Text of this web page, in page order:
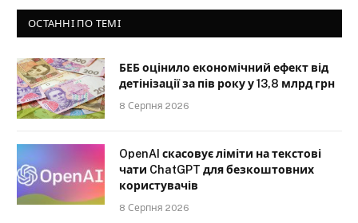
ОСТАННІ ПО ТЕМІ
БЕБ оцінило економічний ефект від
детінізації за пів року у 13,8 млрд грн
8 Серпня 2026
OpenAI скасовує ліміти на текстові
чати ChatGPT для безкоштовних
користувачів
8 Серпня 2026